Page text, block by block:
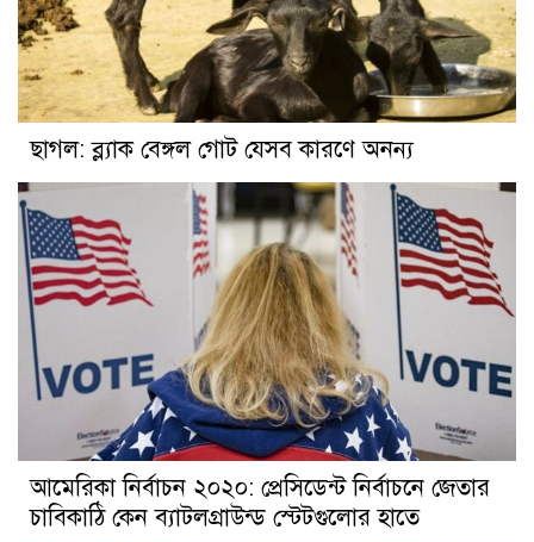
ছাগল: ব্ল্যাক বেঙ্গল গোট যেসব কারণে অনন্য
আমেরিকা নির্বাচন ২০২০: প্রেসিডেন্ট নির্বাচনে জেতার
চাবিকাঠি কেন ব্যাটলগ্রাউন্ড স্টেটগুলোর হাতে